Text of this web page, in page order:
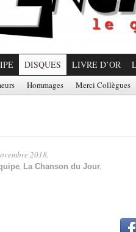
DISQUES LIVRE D’OR
Hommages Merci Collègues
2018.
, La Chanson du Jour,